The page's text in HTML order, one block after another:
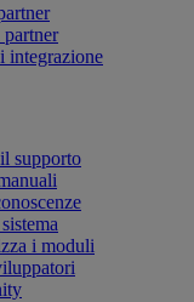
integrazione
supporto
i moduli